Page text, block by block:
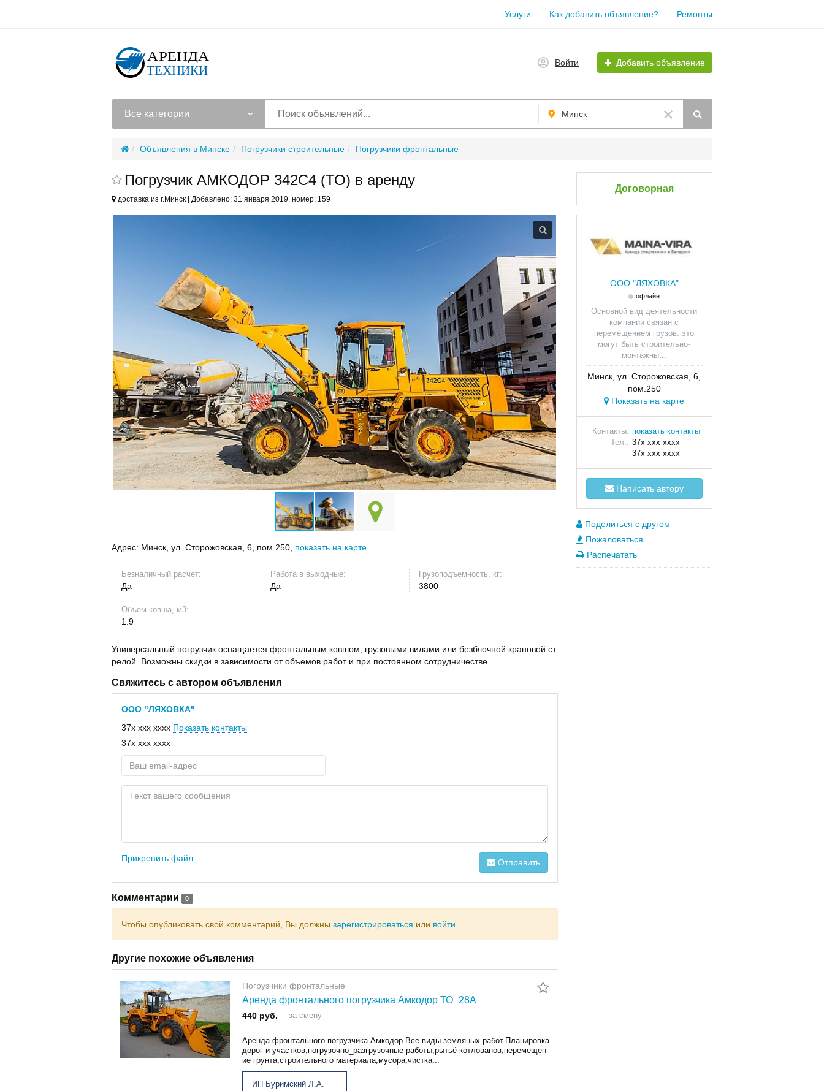
Услуги Как добавить объявление? Ремонты
Войти Добавить объявление
Все категории Минск
Объявления в Минске Погрузчики строительные Погрузчики фронтальные
Погрузчик АМКОДОР 342С4 (ТО) в аренду
доставка из г.Минск | Добавлено: 31 января 2019, номер: 159
Договорная
Адрес: Минск, ул. Сторожовская, 6, пом.250, показать на карте
Безналичный расчет:
Да
Работа в выходные:
Да
Грузоподъемность, кг:
3800
Объем ковша, м3:
1.9
Универсальный погрузчик оснащается фронтальным ковшом, грузовыми вилами или безблочной крановой ст
релой. Возможны скидки в зависимости от объемов работ и при постоянном сотрудничестве.
Свяжитесь с автором объявления
ООО "ЛЯХОВКА"
37x xxx xxxx Показать контакты
37x xxx xxxx
Прикрепить файл Отправить
Комментарии 0
Чтобы опубликовать свой комментарий, Вы должны зарегистрироваться или войти
Другие похожие объявления
Погрузчики фронтальные
Аренда фронтального погрузчика Амкодор ТО_28А
440 руб. за смену
Аренда фронтального погрузчика Амкодор.Все виды земляных работ.Планировка
дорог и участков,погрузочно_разгрузочные работы,рытьё котлованов,перемещен
ие грунта,строительного материала,мусора,чистка...
ИП Буримский Л.А.
ООО "ЛЯХОВКА"
офлайн
Основной вид деятельности
компании связан с
перемещением грузов: это
могут быть строительно-
монтажны...
Минск, ул. Сторожовская, 6,
пом.250
Показать на карте
Контакты: показать контакты
Тел.: 37x xxx xxxx
37x xxx xxxx
Написать автору
Поделиться с другом
Пожаловаться
Распечатать